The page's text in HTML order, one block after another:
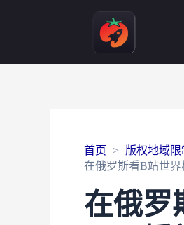
首页
版权地域限
在俄罗斯看B站世
在俄罗